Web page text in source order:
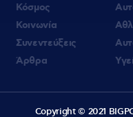
Κόσμος
Κοινωνία
Συνεντεύξεις
Άρθρα
Copyright © 2021